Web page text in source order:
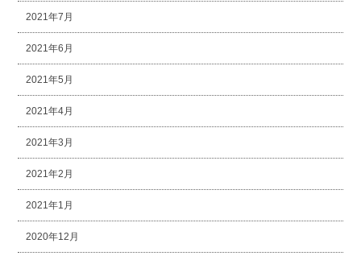
2021年7月
2021年6月
2021年5月
2021年4月
2021年3月
2021年2月
2021年1月
2020年12月